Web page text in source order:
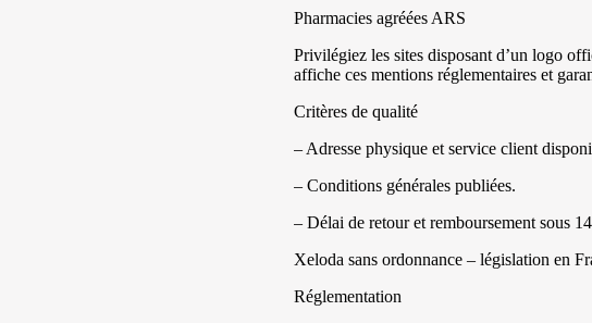
Pharmacies agréées ARS
Privilégiez les sites disposant d’un logo
affiche ces mentions réglementaires et
Critères de qualité
– Adresse physique et service client
– Conditions générales publiées.
– Délai de retour et remboursement sous
Xeloda sans ordonnance – législation en
Réglementation